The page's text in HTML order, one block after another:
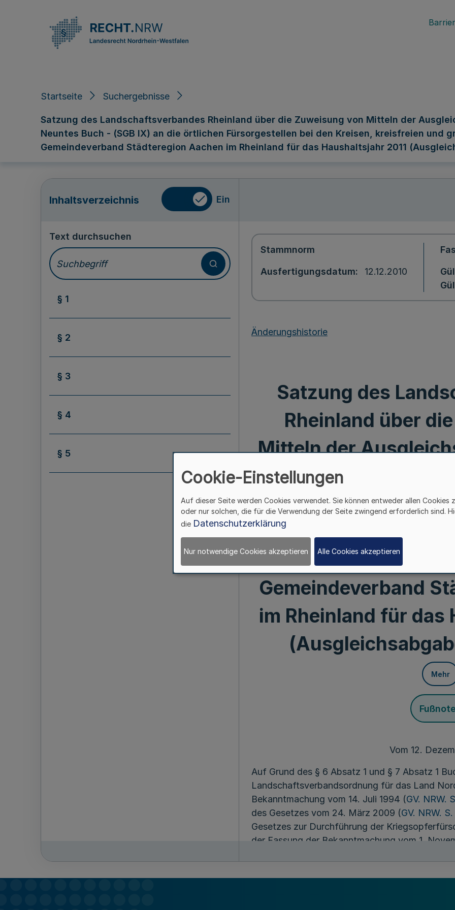
Startseite Suchergebnisse
Satzung des Landschaftsverbandes Rheinland über die Zuweisung von Mitteln der
Neuntes Buch - (SGB IX) an die örtlichen Fürsorgestellen bei den Kreisen, kreisfreien und
Gemeindeverband Städteregion Aachen im Rheinland für das Haushaltsjahr 2011
Inhaltsverzeichnis Ein
Text durchsuchen
§ 1
§ 2
§ 3
§ 4
§ 5
Stammnorm
Ausfertigungsdatum 12.12.2010
Änderungshistorie
Satzung des
Rheinland über
Mitteln der
Sozialgesetzbuch -
IX) an die örtlichen
den Kreisen,
kreisangehörigen
Gemeindeverband
im Rheinland für das
Mehr
Vom 12.
Auf Grund des § 6 Absatz 1 und § 7 Absatz 1
Landschaftsverbandsordnung für das Land
Bekanntmachung vom 14. Juli 1994 (GV. NRW.
des Gesetzes vom 24. März 2009 (GV. NRW.
Gesetzes zur Durchführung der
der Fassung der Bekanntmachung vom 1.
beschlossen:
Cookie-Einstellungen
Auf dieser Seite werden Cookies verwendet. Sie können entweder allen Cookies
oder nur solchen, die für die Verwendung der Seite zwingend erforderlich sind.
die Datenschutzerklärung
Nur notwendige Cookies akzeptieren Alle Cookies akzeptieren